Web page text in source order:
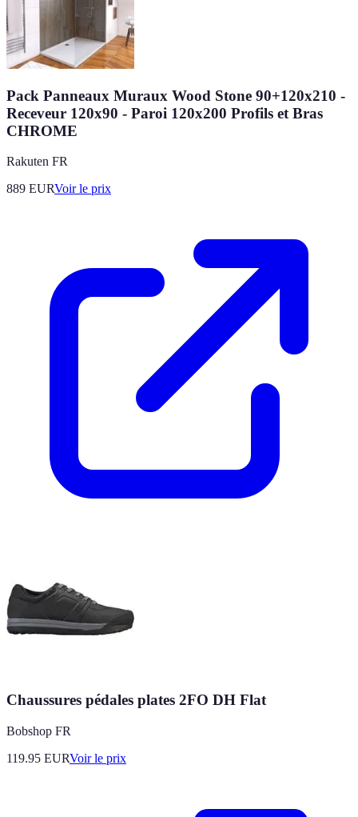
Pack Panneaux Muraux Wood Stone 90+120x210 -
Receveur 120x90 - Paroi 120x200 Profils et Bras
CHROME
Rakuten FR
889 EURVoir le prix
Chaussures pédales plates 2FO DH Flat
Bobshop FR
119.95 EURVoir le prix